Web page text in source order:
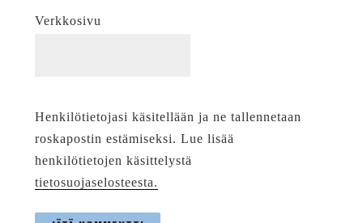
Verkkosivu
Henkilötietojasi käsitellään ja ne tallennetaan
roskapostin estämiseksi. Lue lisää
henkilötietojen käsittelystä
tietosuojaselosteesta.